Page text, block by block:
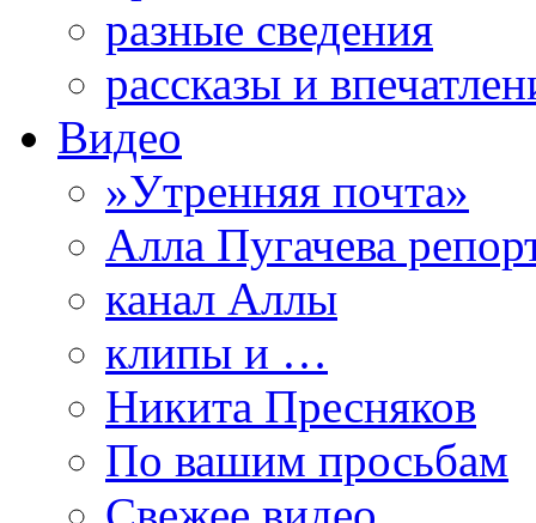
разные сведения
рассказы и
Видео
»Утренняя почта»
Алла Пугачева
канал Аллы
клипы и …
Никита Пресняков
По вашим просьбам